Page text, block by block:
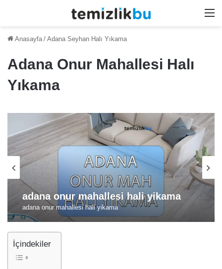
Anasayfa / Adana Seyhan Halı Yıkama
Adana Onur Mahallesi Halı
Yıkama
adana onur mahallesi hali yikama
adana onur mahallesi hali yikama
İçindekiler